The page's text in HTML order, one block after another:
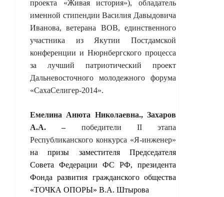
проекта «Живая история»), обладатель
именной стипендии Василия Давыдовича
Иванова, ветерана ВОВ, единственного
участника из Якутии Постдамской
конференции и Нюрнбергского процесса
за лучший патриотический проект
Дальневосточного молодежного форума
«СахаСелигер-2014».
Емелина Анюта Николаевна., Захаров
А.А. – победители IIэтапа
Республиканского конкурса «Я-инженер»
на
призы
заместителя Председателя
Совета
Федерации ФС
РФ, президента
Фонда
развития гражданского общества
«ТОЧКА ОПОРЫ» В.А. Штырова